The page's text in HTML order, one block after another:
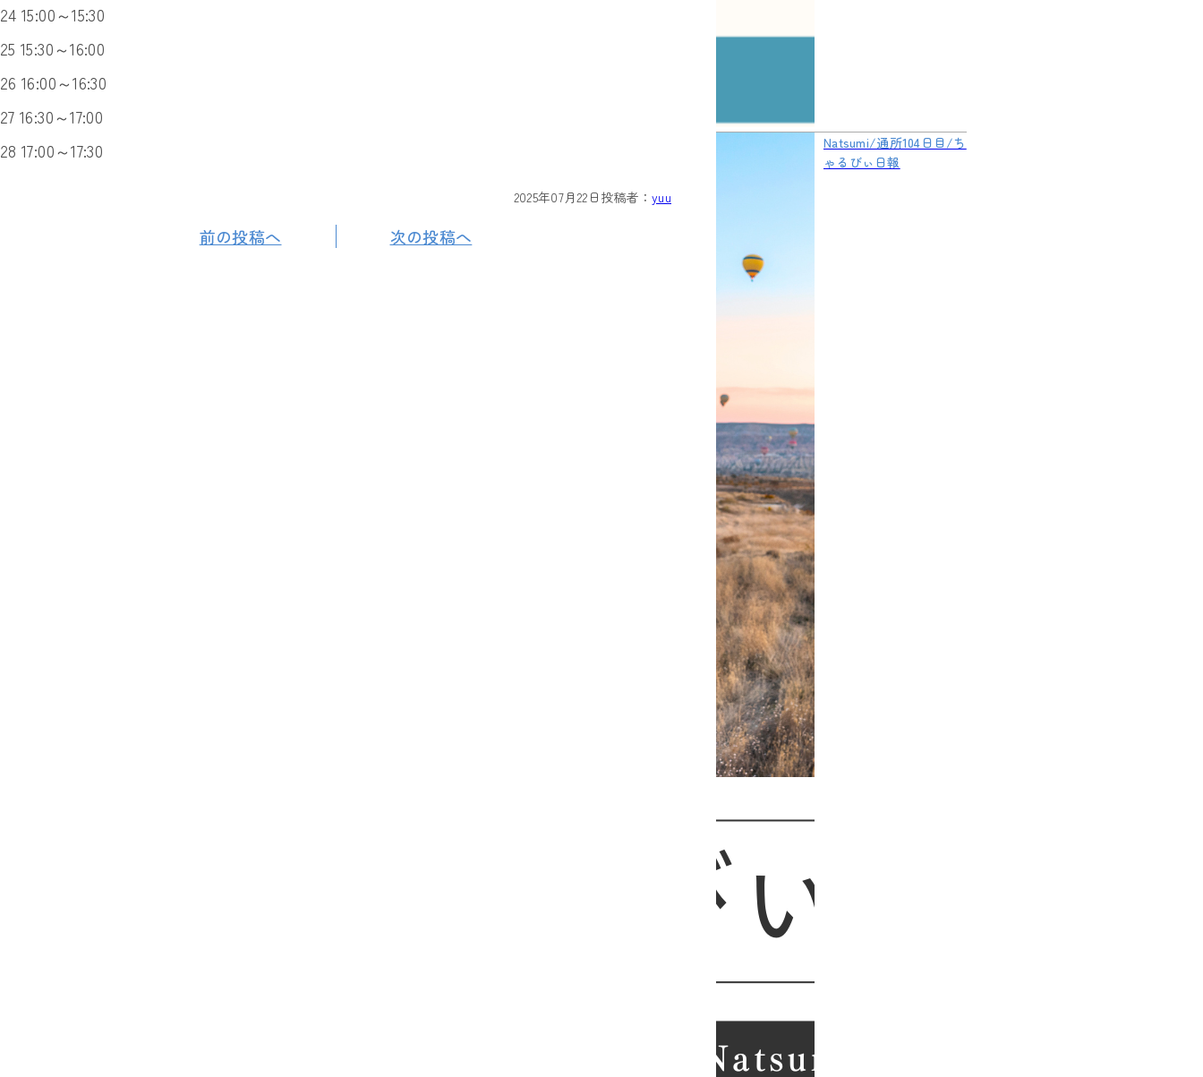
24 15:00～15:30
25 15:30～16:00
26 16:00～16:30
27 16:30～17:00
28 17:00～17:30
2025年07月22日 投稿者：yuu
前の投稿へ 次の投稿へ
Natsumi/通所104日目/ち
ゃるびぃ日報